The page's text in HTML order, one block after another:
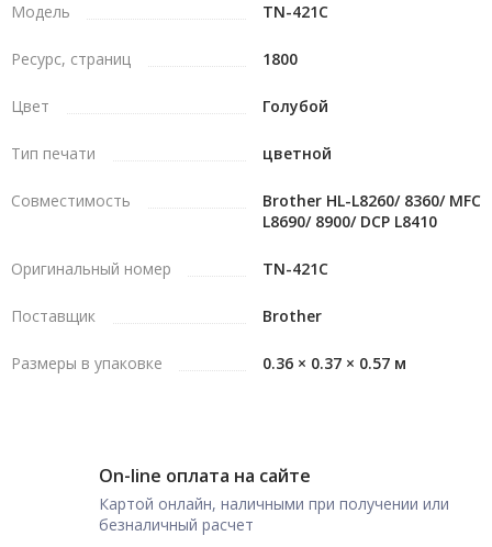
Модель TN-421C
Ресурс, страниц 1800
Цвет Голубой
Тип печати цветной
Совместимость
Brother HL-L8260/ 8360/ MFC
L8690/ 8900/ DCP L8410
Оригинальный номер TN-421C
Поставщик Brother
Размеры в упаковке 0.36 × 0.37 × 0.57 м
On-line оплата на сайте
Картой онлайн, наличными при получении или
безналичный расчет